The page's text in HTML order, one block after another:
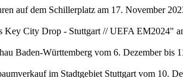
auf dem Schillerplatz am 17. November
City Drop - Stuttgart // UEFA EM2024"
Baden-Württemberg vom 6. Dezember bis
im Stadtgebiet Stuttgart vom 10.